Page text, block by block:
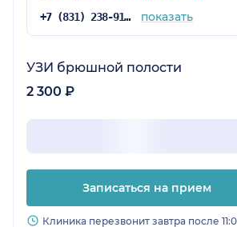
+7 (831) 238-91-02 показать
УЗИ брюшной полости
2 300 ₽
Записаться на прием
Клиника перезвонит завтра после